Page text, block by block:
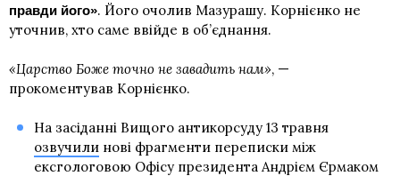
правди його». Його очолив Мазурашу. Корнієнко не
уточнив, хто саме ввійде в об’єднання.
«Царство Боже точно не завадить нам», —
прокоментував Корнієнко.
На засіданні Вищого антикорсуду 13 травня
озвучилинові фрагменти переписки між
ексгологовою Офісу президента Андрієм Єрмаком